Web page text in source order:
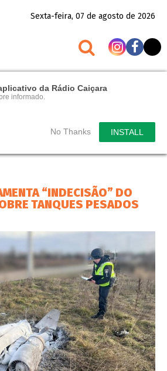
da Rádio Caiçara
informado.
No Thanks INSTALL
Sexta-feira, 07 de agosto de 2026
“INDECISÃO” DO
TANQUES PESADOS